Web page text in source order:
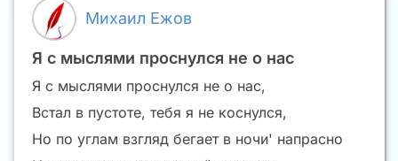
Михаил Ежов
Я с мыслями проснулся не о нас
Я с мыслями проснулся не о нас,
Встал в пустоте, тебя я не коснулся,
Но по углам взгляд бегает в ночи' напрасно